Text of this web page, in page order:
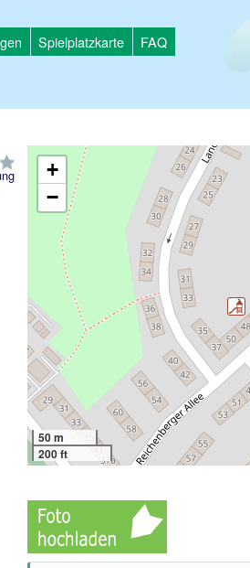
Spielplatzkarte FAQ
+
−
50 m
200 ft